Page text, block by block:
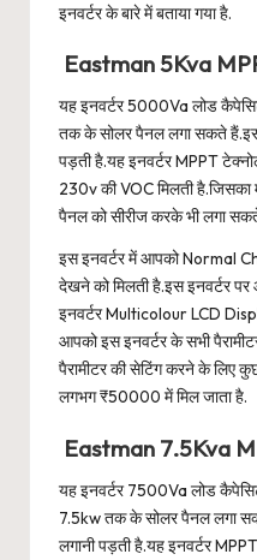
इनवर्टर के बारे में बताया गया है.
Eastman 5Kva
यह इनवर्टर 5000Va लोड
तक के सोलर पैनल लगा सकते हैं.इस
पड़ती है.यह इनवर्टर MPPT
230v की VOC मिलती
पैनल को सीरीज करके भी लगा
इस इनवर्टर में आपको Normal
देखने को मिलती है.इस इनवर्टर पर
इनवर्टर Multicolour LCD
आपको इस इनवर्टर के सभी
पैरामीटर की सेटिंग करने के लिए
लगभग ₹50000 में मिल जाता है.
Eastman 7.5Kva
यह इनवर्टर 7500Va लोड
7.5kw तक के सोलर पैनल लगा
लगानी पड़ती है.यह इनवर्टर